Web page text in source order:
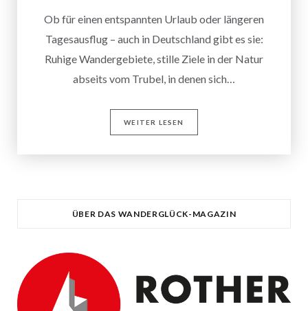
Ob für einen entspannten Urlaub oder längeren
Tagesausflug – auch in Deutschland gibt es sie:
Ruhige Wandergebiete, stille Ziele in der Natur
abseits vom Trubel, in denen sich…
WEITER LESEN
ÜBER DAS WANDERGLÜCK-MAGAZIN